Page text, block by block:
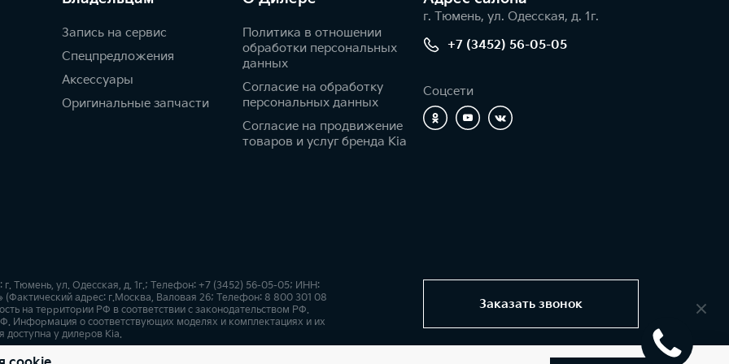
Запись на сервис
Спецпредложения
Аксессуары
Оригинальные запчасти
Политика в отношении
обработки персональных
данных
Согласие на обработку
персональных данных
Согласие на продвижение
товаров и услуг бренда Kia
г. Тюмень, ул. Одесская, д. 1г.
+7 (3452) 56-05-05
Соцсети
Заказать звонок
Тюмень, ул. Одесская, д. 1г.; Телефон: +7 (3452) 56-05-05; ИНН:
адрес: г.Москва, Валовая 26; Телефон: 8 800 301 08
на территории РФ в соответствии с законодательством РФ.
Информация о соответствующих моделях и комплектациях и их
у дилеров Kia.